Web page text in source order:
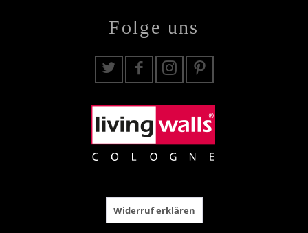
Folge uns
Widerruf erklären